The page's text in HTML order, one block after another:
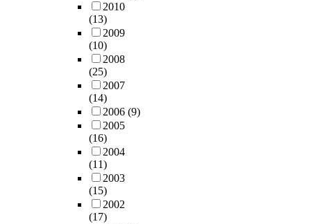
2010
(13)
2009
(10)
2008
(25)
2007
(14)
2006 (9)
2005
(16)
2004
(11)
2003
(15)
2002
(17)